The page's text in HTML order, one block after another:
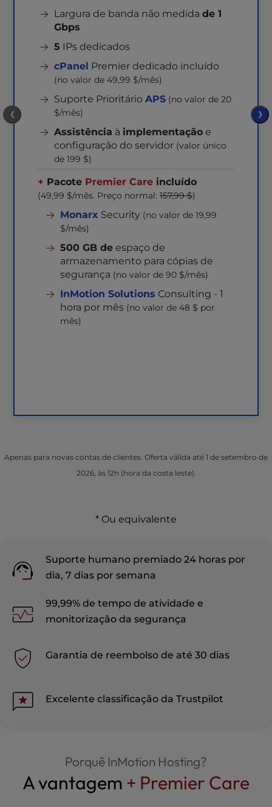
Largura de banda não medidade 1
Gbps
5 IPs dedicados
cPanel Premier dedicado incluído
(no valor de 49,99 $/mês)
Suporte PrioritárioAPS (no valor de 20
$/mês)
Assistência à implementação e
configuração do servidor (valor único
de 199 $)
+ Pacote Premier Care incluído
(49,99 $/mês. Preço normal:157,99 $)
Monarx Security (no valor de 19,99
$/mês)
500 GB de espaço de
armazenamento para cópias de
segurança (no valor de 90 $/mês)
InMotion Solutions Consulting - 1
hora por mês (no valor de 48 $ por
mês)
❮ ❯
Apenas para novas contas de clientes. Oferta válida até 1 de setembro de
2026, às 12h (hora da costa leste).
* Ou equivalente
Suporte humano premiado 24 horas por
dia, 7 dias por semana
99,99% de tempo de atividade e
monitorização da segurança
Garantia de reembolso de até 30 dias
Excelente classificação da Trustpilot
Porquê InMotion Hosting?
A vantagem + Premier Care